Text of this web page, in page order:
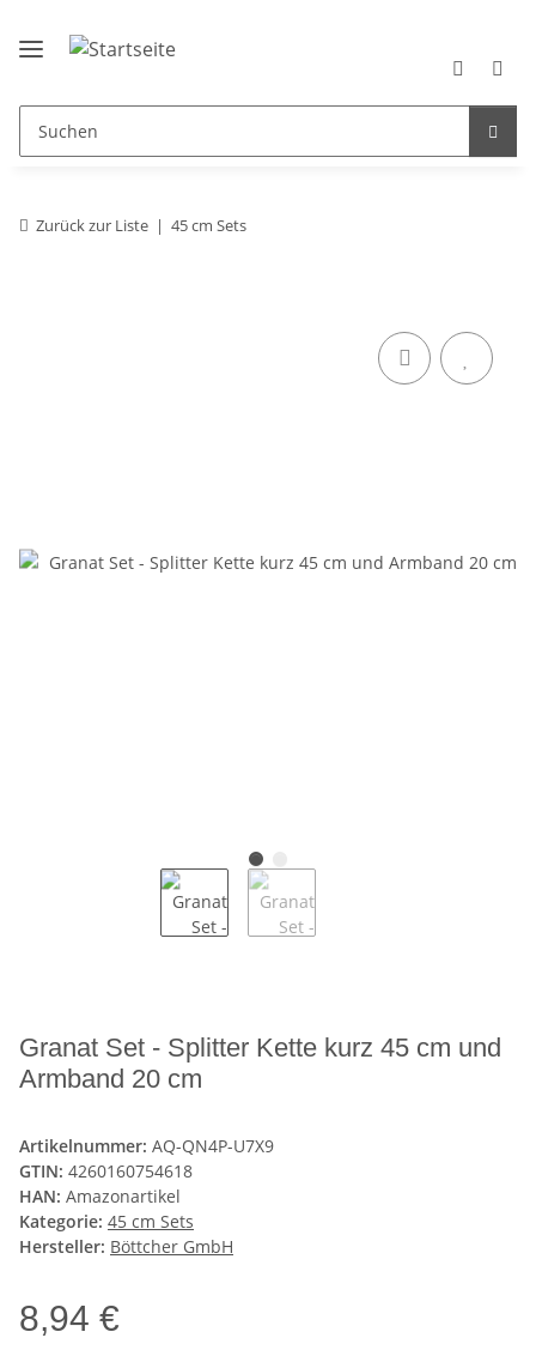
Zurück zur Liste 45 cm Sets
Granat Set - Splitter Kette kurz 45 cm und
Armband 20 cm
Artikelnummer: AQ-QN4P-U7X9
GTIN: 4260160754618
HAN: Amazonartikel
Kategorie: 45 cm Sets
Hersteller: Böttcher GmbH
8,94 €